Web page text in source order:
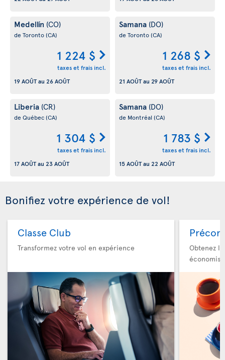
Medellín (CO)
de Toronto(CA)
1 224 $
taxes et frais incl.
19 AOÛTau 26 AOÛT
Samana (DO)
de Toronto(CA)
1 268 $
taxes et frais incl.
21 AOÛTau 29 AOÛT
Liberia (CR)
de Québec(CA)
1 304 $
taxes et frais incl.
17 AOÛTau 23 AOÛT
Samana (DO)
de Montréal (CA)
1 783 $
taxes et frais incl.
15 AOÛTau 22 AOÛT
Bonifiez votre expérience de vol!
Classe Club
Transformez votre vol en expérience
Obtenez